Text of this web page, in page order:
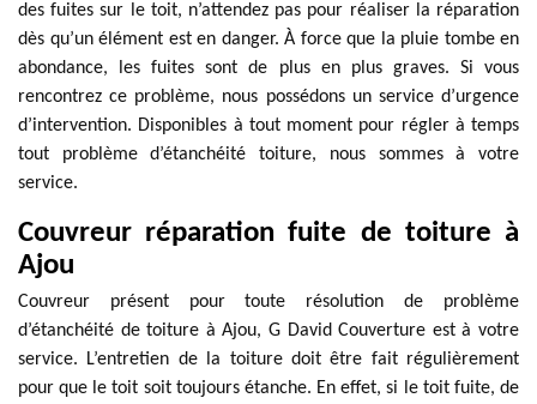
des fuites sur le toit, n’attendez pas pour réaliser la réparation
dès qu’un élément est en danger. À force que la pluie tombe en
abondance, les fuites sont de plus en plus graves. Si vous
rencontrez ce problème, nous possédons un service d’urgence
d’intervention. Disponibles à tout moment pour régler à temps
tout problème d’étanchéité toiture, nous sommes à votre
service.
Couvreur réparation fuite de toiture à
Ajou
Couvreur présent pour toute résolution de problème
d’étanchéité de toiture à Ajou, G David Couverture est à votre
service. L’entretien de la toiture doit être fait régulièrement
pour que le toit soit toujours étanche. En effet, si le toit fuite, de